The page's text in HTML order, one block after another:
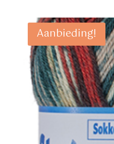
Aanbieding!